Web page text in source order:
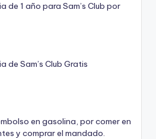
de 1 año para Sam’s Club por
de Sam’s Club Gratis
en gasolina, por comer en
y comprar el mandado.